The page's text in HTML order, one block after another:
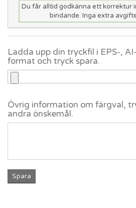
Du får alltid godkänna ett korrektur
bindande. Inga extra
Ladda upp din tryckfil i EPS-,
format och tryck spara.
Övrig information om färgval,
andra önskemål.
Spara